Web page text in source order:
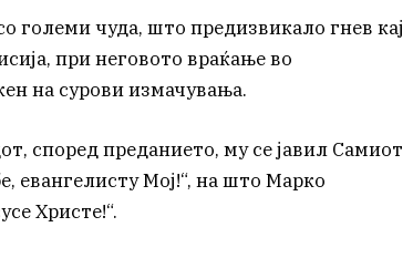
големи чуда, што предизвикало гнев кај
при неговото враќање во
на сурови измачувања.
според преданието, му се јавил Самиот
евангелисту Мој!“, на што Марко
Христе!“.